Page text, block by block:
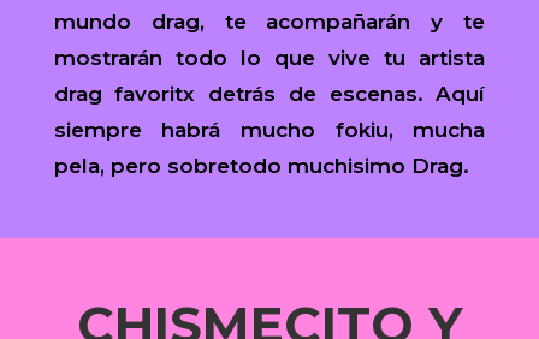
mundo drag, te acompañarán y te
mostrarán todo lo que vive tu artista
drag favoritx detrás de escenas. Aquí
siempre habrá mucho fokiu, mucha
pela, pero sobretodo muchisimo Drag.
CHISMECITO Y